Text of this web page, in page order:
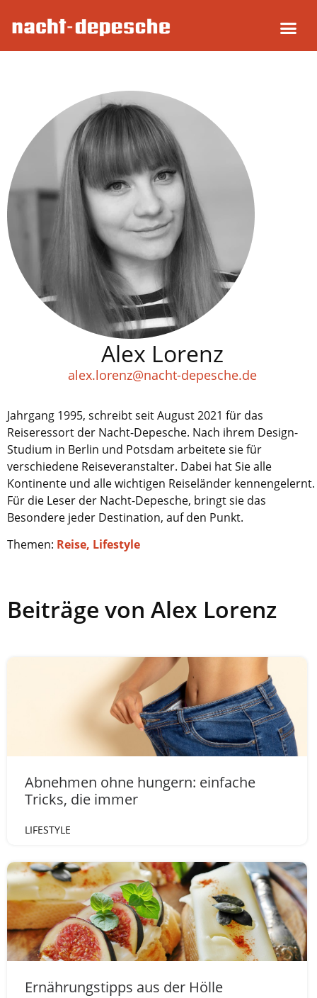
Alex Lorenz
alex.lorenz@nacht-depesche.de
Jahrgang 1995, schreibt seit August 2021 für das
Reiseressort der Nacht-Depesche. Nach ihrem Design-
Studium in Berlin und Potsdam arbeitete sie für
verschiedene Reiseveranstalter. Dabei hat Sie alle
Kontinente und alle wichtigen Reiseländer kennengelernt.
Für die Leser der Nacht-Depesche, bringt sie das
Besondere jeder Destination, auf den Punkt.
Themen: Reise, Lifestyle
Beiträge von Alex Lorenz
Abnehmen ohne hungern: einfache
Tricks, die immer
LIFESTYLE
Ernährungstipps aus der Hölle